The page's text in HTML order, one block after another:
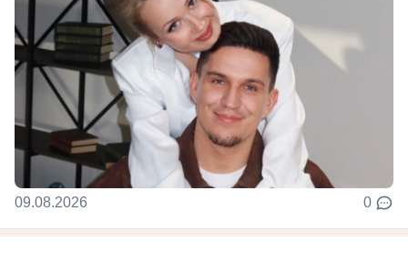
09.08.2026 0